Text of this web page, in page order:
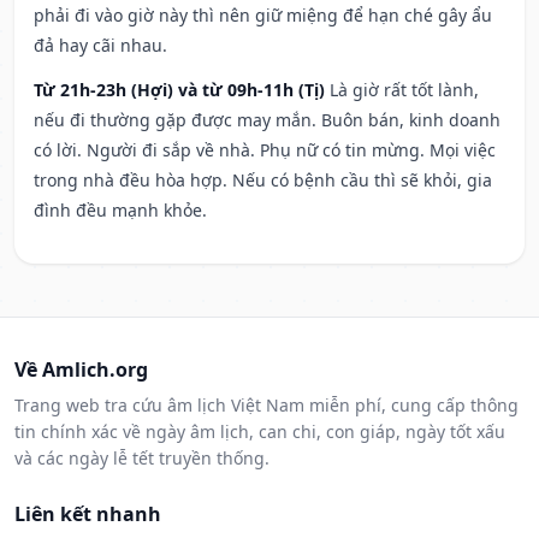
phải đi vào giờ này thì nên giữ miệng để hạn ché gây ẩu
đả hay cãi nhau.
Từ 21h-23h (Hợi) và từ 09h-11h (Tị) Là giờ rất tốt lành,
nếu đi thường gặp được may mắn. Buôn bán, kinh doanh
có lời. Người đi sắp về nhà. Phụ nữ có tin mừng. Mọi việc
trong nhà đều hòa hợp. Nếu có bệnh cầu thì sẽ khỏi, gia
đình đều mạnh khỏe.
Về Amlich.org
Trang web tra cứu âm lịch Việt Nam miễn phí, cung cấp thông
tin chính xác về ngày âm lịch, can chi, con giáp, ngày tốt xấu
và các ngày lễ tết truyền thống.
Liên kết nhanh